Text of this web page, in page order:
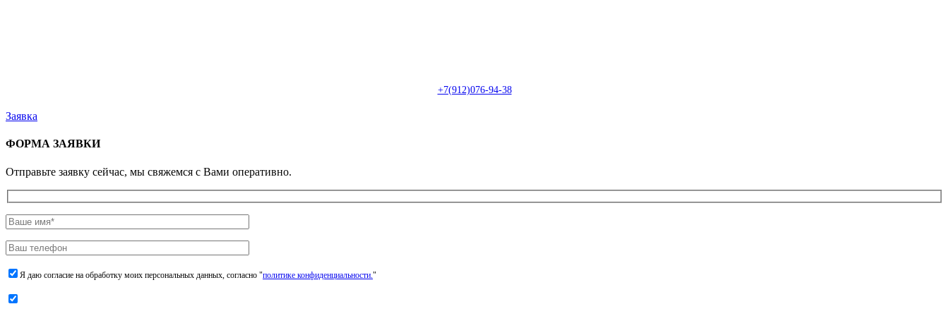
+7(912)076-94-38
Заявка
ФОРМА ЗАЯВКИ
Отправьте заявку сейчас, мы свяжемся с Вами оперативно.
Я даю согласие на обработку моих персональных данных, согласно "политике конфиденциальности."